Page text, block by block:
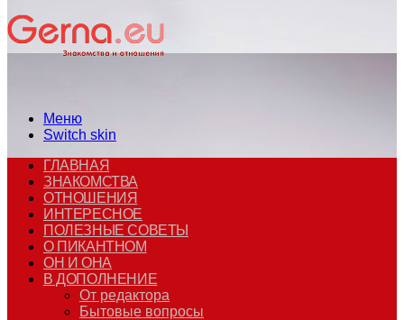
Меню
Switch skin
ГЛАВНАЯ
ЗНАКОМСТВА
ОТНОШЕНИЯ
ИНТЕРЕСНОЕ
ПОЛЕЗНЫЕ СОВЕТЫ
О ПИКАНТНОМ
ОН И ОНА
В ДОПОЛНЕНИЕ
От редактора
Бытовые вопросы